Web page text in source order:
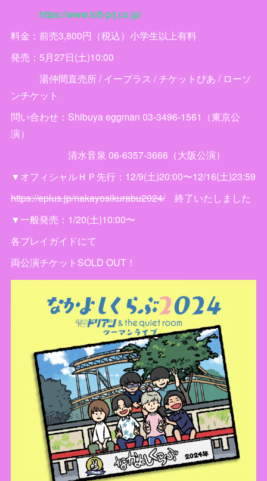
https://www.loft-prj.co.jp/
料金：前売3,800円（税込）小学生以上有料
発売：5月27日(土)10:00
湯仲間直売所 / イープラス / チケットぴあ / ローソ
ンチケット
問い合わせ：Shibuya eggman 03-3496-1561（東京公
演）
清水音泉 06-6357-3666（大阪公演）
▼オフィシャルＨＰ先行：12/9(土)20:00〜12/16(土)23:59
https://eplus.jp/nakayosikurabu2024/終了いたしました
▼一般発売：1/20(土)10:00〜
各プレイガイドにて
両公演チケットSOLD OUT！